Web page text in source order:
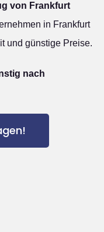
von Frankfurt
in Frankfurt
und günstige Preise.
nach